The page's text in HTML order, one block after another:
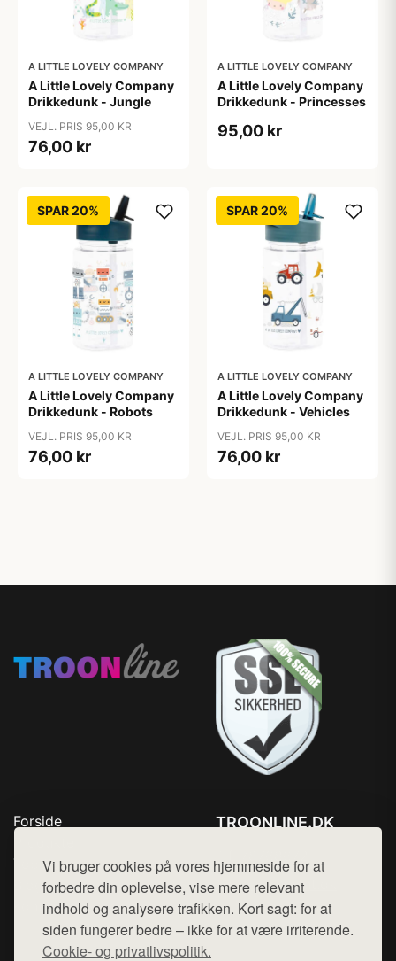
Vi bruger cookies på vores hjemmeside for at
forbedre din oplevelse, vise mere relevant
indhold og analysere trafikken. Kort sagt: for at
siden fungerer bedre – ikke for at være irriterende.
Cookie- og privatlivspolitik.
A LITTLE LOVELY COMPANY
A Little Lovely Company
Drikkedunk - Jungle
VEJL. PRIS 95,00 KR
76,00 kr
A LITTLE LOVELY COMPANY
A Little Lovely Company
Drikkedunk - Princesses
95,00 kr
SPAR 20%
A LITTLE LOVELY COMPANY
A Little Lovely Company
Drikkedunk - Robots
VEJL. PRIS 95,00 KR
76,00 kr
SPAR 20%
A LITTLE LOVELY COMPANY
A Little Lovely Company
Drikkedunk - Vehicles
VEJL. PRIS 95,00 KR
76,00 kr
Forside
Top Rabatter
Blog
Kontakt
TROONLINE.DK
Mail: hej@want.dk
Cookie- og privatlivspolitik